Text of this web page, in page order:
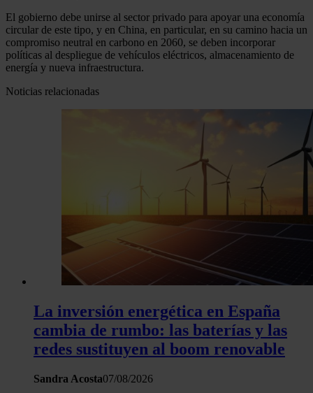
El gobierno debe unirse al sector privado para apoyar una economía
circular de este tipo, y en China, en particular, en su camino hacia un
compromiso neutral en carbono en 2060, se deben incorporar
políticas al despliegue de vehículos eléctricos, almacenamiento de
energía y nueva infraestructura.
Noticias relacionadas
La inversión energética en España
cambia de rumbo: las baterías y las
redes sustituyen al boom renovable
Sandra Acosta07/08/2026